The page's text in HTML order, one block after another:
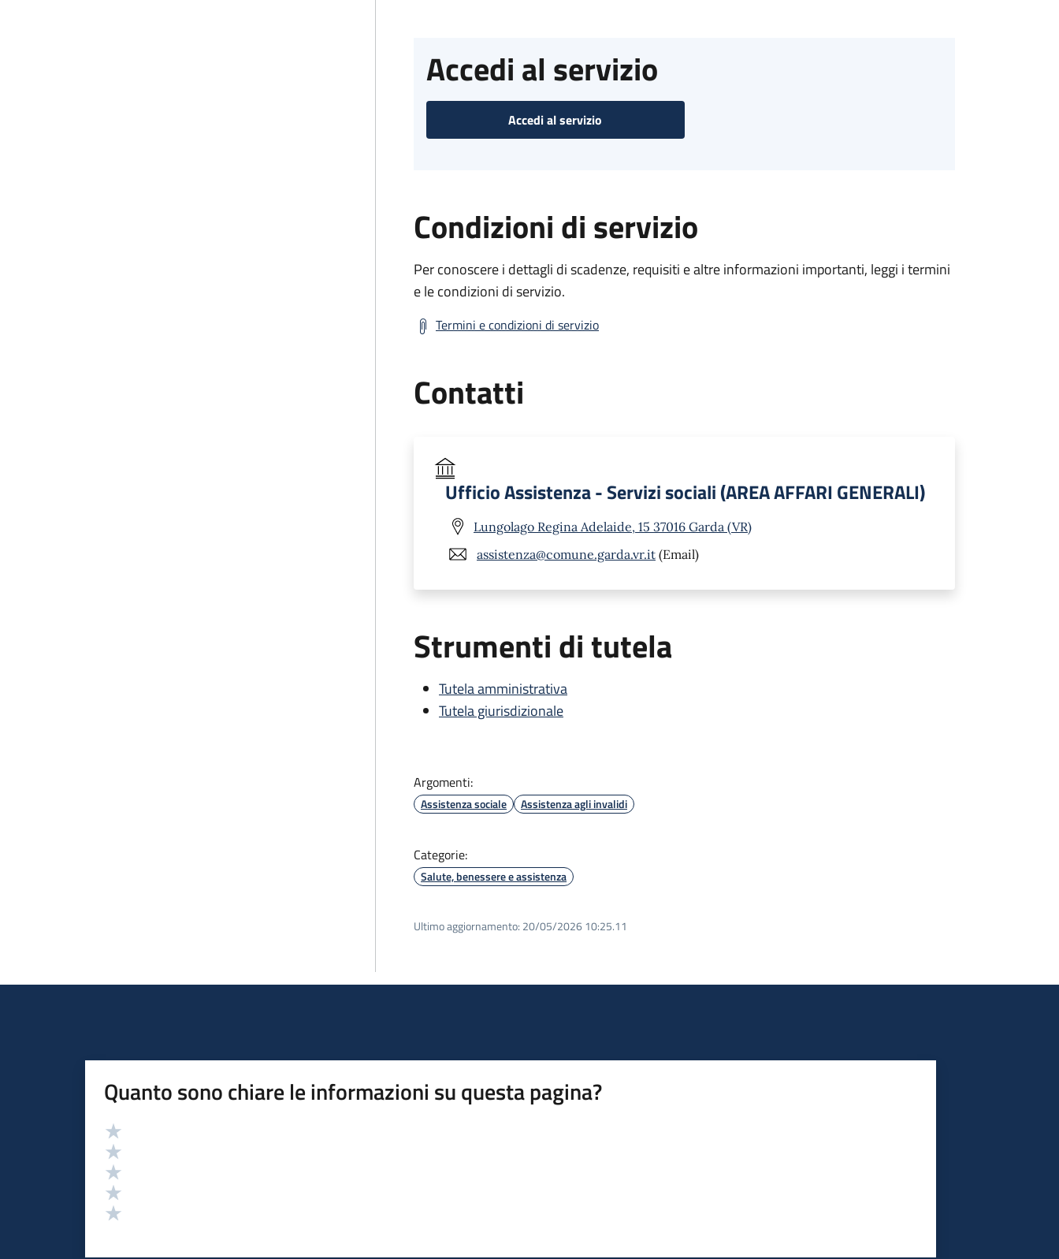
Accedi al servizio
Accedi al servizio
Condizioni di servizio
Per conoscere i dettagli di scadenze, requisiti e altre informazioni importanti, leggi i termini
e le condizioni di servizio.
Termini e condizioni di servizio
Contatti
Ufficio Assistenza - Servizi sociali (AREA AFFARI GENERALI)
Lungolago Regina Adelaide, 15 37016 Garda (VR)
assistenza@comune.garda.vr.it (Email)
Strumenti di tutela
Tutela amministrativa
Tutela giurisdizionale
Argomenti:
Assistenza sociale Assistenza agli invalidi
Categorie:
Salute, benessere e assistenza
Ultimo aggiornamento: 20/05/2026 10:25.11
Quanto sono chiare le informazioni su questa pagina?
Valutazione